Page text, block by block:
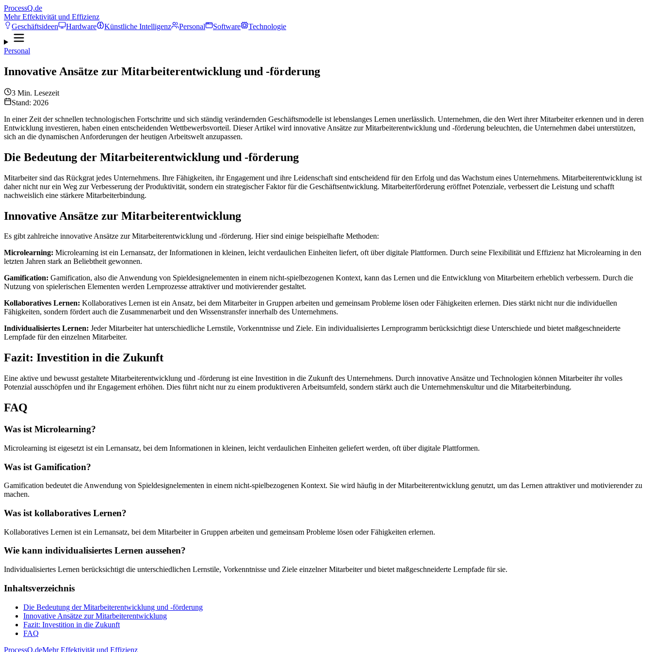
ProcessQ.de
Mehr Effektivität und Effizienz
Geschäftsideen
Hardware Künstliche Intelligenz Personal Software Technologie
Personal
Innovative Ansätze zur Mitarbeiterentwicklung und -förderung
3 Min. Lesezeit
Stand: 2026
In einer Zeit der schnellen technologischen Fortschritte und sich ständig verändernden Geschäftsmodelle ist lebenslanges Lernen unerlässlich. Unternehmen, die den Wert ihrer Mitarbeiter erkennen und in deren
Entwicklung investieren, haben einen entscheidenden Wettbewerbsvorteil. Dieser Artikel wird innovative Ansätze zur Mitarbeiterentwicklung und -förderung beleuchten, die Unternehmen dabei unterstützen,
sich an die dynamischen Anforderungen der heutigen Arbeitswelt anzupassen.
Die Bedeutung der Mitarbeiterentwicklung und -förderung
Mitarbeiter sind das Rückgrat jedes Unternehmens. Ihre Fähigkeiten, ihr Engagement und ihre Leidenschaft sind entscheidend für den Erfolg und das Wachstum eines Unternehmens. Mitarbeiterentwicklung ist
daher nicht nur ein Weg zur Verbesserung der Produktivität, sondern ein strategischer Faktor für die Geschäftsentwicklung. Mitarbeiterförderung eröffnet Potenziale, verbessert die Leistung und schafft
nachweislich eine stärkere Mitarbeiterbindung.
Innovative Ansätze zur Mitarbeiterentwicklung
Es gibt zahlreiche innovative Ansätze zur Mitarbeiterentwicklung und -förderung. Hier sind einige beispielhafte Methoden:
Microlearning: Microlearning ist ein Lernansatz, der Informationen in kleinen, leicht verdaulichen Einheiten liefert, oft über digitale Plattformen. Durch seine Flexibilität und Effizienz hat Microlearning in den
letzten Jahren stark an Beliebtheit gewonnen.
Gamification: Gamification, also die Anwendung von Spieldesignelementen in einem nicht-spielbezogenen Kontext, kann das Lernen und die Entwicklung von Mitarbeitern erheblich verbessern. Durch die
Nutzung von spielerischen Elementen werden Lernprozesse attraktiver und motivierender gestaltet.
Kollaboratives Lernen: Kollaboratives Lernen ist ein Ansatz, bei dem Mitarbeiter in Gruppen arbeiten und gemeinsam Probleme lösen oder Fähigkeiten erlernen. Dies stärkt nicht nur die individuellen
Fähigkeiten, sondern fördert auch die Zusammenarbeit und den Wissenstransfer innerhalb des Unternehmens.
Individualisiertes Lernen: Jeder Mitarbeiter hat unterschiedliche Lernstile, Vorkenntnisse und Ziele. Ein individualisiertes Lernprogramm berücksichtigt diese Unterschiede und bietet maßgeschneiderte
Lernpfade für den einzelnen Mitarbeiter.
Fazit: Investition in die Zukunft
Eine aktive und bewusst gestaltete Mitarbeiterentwicklung und -förderung ist eine Investition in die Zukunft des Unternehmens. Durch innovative Ansätze und Technologien können Mitarbeiter ihr volles
Potenzial ausschöpfen und ihr Engagement erhöhen. Dies führt nicht nur zu einem produktiveren Arbeitsumfeld, sondern stärkt auch die Unternehmenskultur und die Mitarbeiterbindung.
FAQ
Was ist Microlearning?
Microlearning ist eigesetzt ist ein Lernansatz, bei dem Informationen in kleinen, leicht verdaulichen Einheiten geliefert werden, oft über digitale Plattformen.
Was ist Gamification?
Gamification bedeutet die Anwendung von Spieldesignelementen in einem nicht-spielbezogenen Kontext. Sie wird häufig in der Mitarbeiterentwicklung genutzt, um das Lernen attraktiver und motivierender zu
machen.
Was ist kollaboratives Lernen?
Kollaboratives Lernen ist ein Lernansatz, bei dem Mitarbeiter in Gruppen arbeiten und gemeinsam Probleme lösen oder Fähigkeiten erlernen.
Wie kann individualisiertes Lernen aussehen?
Individualisiertes Lernen berücksichtigt die unterschiedlichen Lernstile, Vorkenntnisse und Ziele einzelner Mitarbeiter und bietet maßgeschneiderte Lernpfade für sie.
Inhaltsverzeichnis
Die Bedeutung der Mitarbeiterentwicklung und -förderung
Innovative Ansätze zur Mitarbeiterentwicklung
Fazit: Investition in die Zukunft
FAQ
ProcessQ.deMehr Effektivität und Effizienz